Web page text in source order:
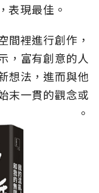
表現最佳。
間裡進行創作，
，富有創意的人
想法，進而與他
末一貫的觀念或